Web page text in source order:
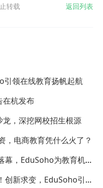
转载 返回列表
领在线教育扬帆起航
在杭发布
，深挖网校招生根源
，电商教育凭什么火了？
幕，EduSoho为教育机构
创新求变，EduSoho引领